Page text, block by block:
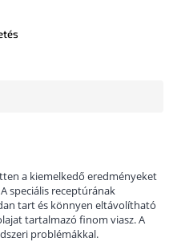
a kiemelkedő eredményeket
speciális receptúrának
tart és könnyen eltávolítható
tartalmazó finom viasz. A
problémákkal.